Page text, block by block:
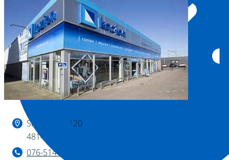
Binnen kijken?
Slingerweg 120
4814 AZ Breda
076-514 28 75